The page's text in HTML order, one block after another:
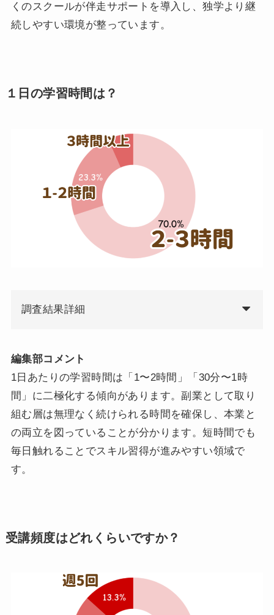
くのスクールが伴走サポートを導入し、独学より継
続しやすい環境が整っています。
１日の学習時間は？
調査結果詳細
編集部コメント
1日あたりの学習時間は「1〜2時間」「30分〜1時
間」に二極化する傾向があります。副業として取り
組む層は無理なく続けられる時間を確保し、本業と
の両立を図っていることが分かります。短時間でも
毎日触れることでスキル習得が進みやすい領域で
す。
受講頻度はどれくらいですか？